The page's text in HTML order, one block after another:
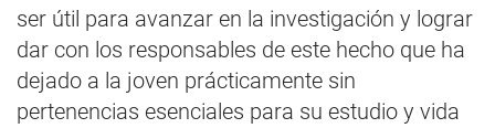
ser útil para avanzar en la investigación y lograr
dar con los responsables de este hecho que ha
dejado a la joven prácticamente sin
pertenencias esenciales para su estudio y vida